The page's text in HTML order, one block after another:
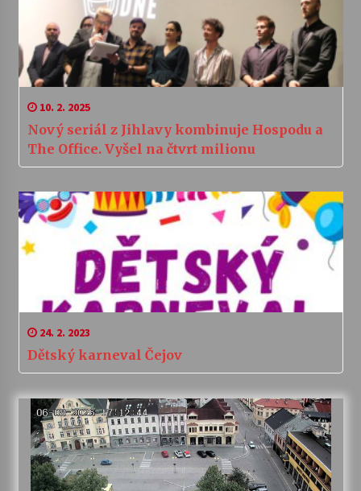
10. 2. 2025
Nový seriál z Jihlavy kombinuje Hospodu a
The Office. Vyšel na čtvrt milionu
24. 2. 2023
Dětský karneval Čejov